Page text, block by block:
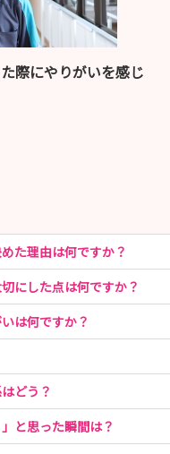
台◆
PCIなどの先端医療
基礎力を身につけら
働き方◆
残業は月5〜10時間
自分を労わる時間も
アが日常に◆
アクセス
ッサージルームも完
ートします
い」そんな方是非一
際にやりがいを感じ
た理由は何ですか？
にした点は何ですか？
は何ですか？
どう？
と思った瞬間は？